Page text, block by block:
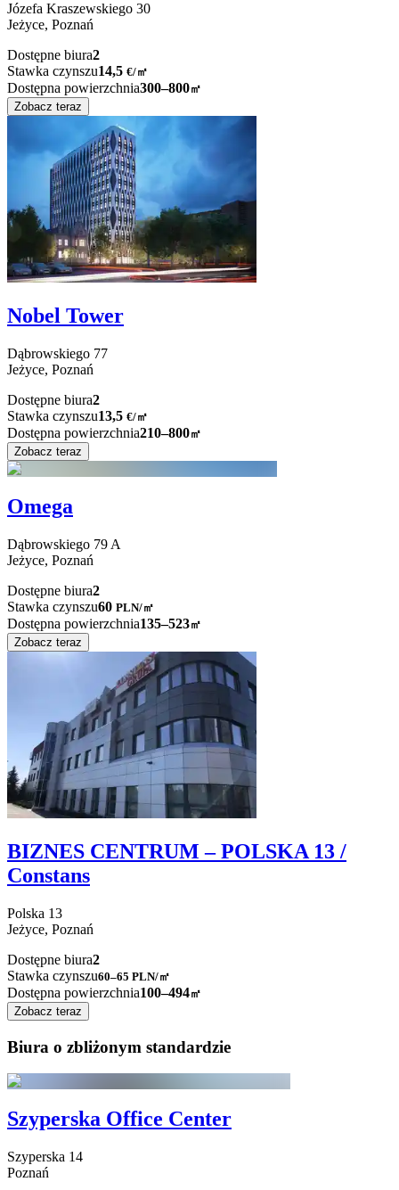
Józefa Kraszewskiego 30
Jeżyce, Poznań
Dostępne biura2
Stawka czynszu14,5 €/㎡
Dostępna powierzchnia300–800㎡
Zobacz teraz
Nobel Tower
Dąbrowskiego 77
Jeżyce, Poznań
Dostępne biura2
Stawka czynszu13,5 €/㎡
Dostępna powierzchnia210–800㎡
Zobacz teraz
Omega
Dąbrowskiego 79 A
Jeżyce, Poznań
Dostępne biura2
Stawka czynszu60 PLN/㎡
Dostępna powierzchnia135–523㎡
Zobacz teraz
BIZNES CENTRUM – POLSKA 13 /
Constans
Polska 13
Jeżyce, Poznań
Dostępne biura2
Stawka czynszu60–65 PLN/㎡
Dostępna powierzchnia100–494㎡
Zobacz teraz
Biura o zbliżonym standardzie
Szyperska Office Center
Szyperska 14
Poznań